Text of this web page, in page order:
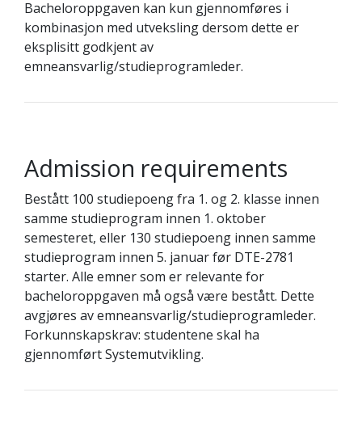
Bacheloroppgaven kan kun gjennomføres i
kombinasjon med utveksling dersom dette er
eksplisitt godkjent av
emneansvarlig/studieprogramleder.
Admission requirements
Bestått 100 studiepoeng fra 1. og 2. klasse innen
samme studieprogram innen 1. oktober
semesteret, eller 130 studiepoeng innen samme
studieprogram innen 5. januar før DTE-2781
starter. Alle emner som er relevante for
bacheloroppgaven må også være bestått. Dette
avgjøres av emneansvarlig/studieprogramleder.
Forkunnskapskrav: studentene skal ha
gjennomført Systemutvikling.